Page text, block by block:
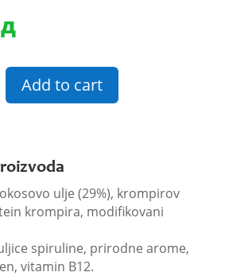
Add to cart
ulje (29%), krompirov
krompira, modifikovani
spiruline, prirodne arome,
vitamin B12.